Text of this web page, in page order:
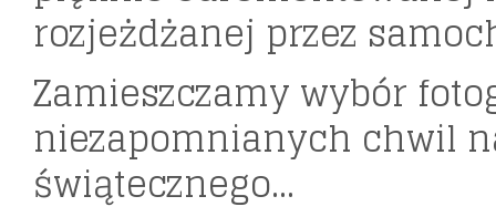
rozjeżdżanej przez
Zamieszczamy wybór
niezapomnianych chwil
świątecznego...